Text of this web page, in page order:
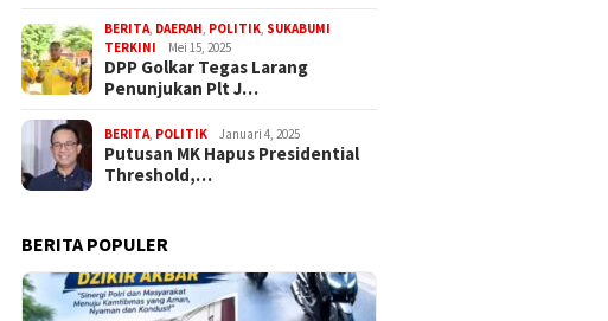
BERITA DAERAH POLITIK SUKABUMI
TERKINI
Mei 15, 2025
DPP Golkar Tegas Larang
Penunjukan Plt J…
BERITA POLITIK Januari 4, 2025
Putusan MK Hapus Presidential
Threshold,…
BERITA POPULER